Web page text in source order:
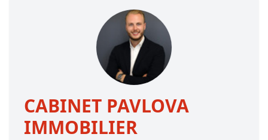
CABINET PAVLOVA
IMMOBILIER